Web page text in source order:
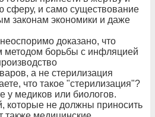
сферу, и само существование
законам экономики и даже
доказано, что
борьбы с инфляцией
а не стерилизация
что такое "стерилизация"?
у медиков или биологов.
которые не должны приносить